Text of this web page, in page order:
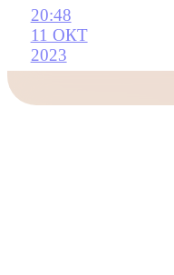
20:48
11 ОКТ
2023